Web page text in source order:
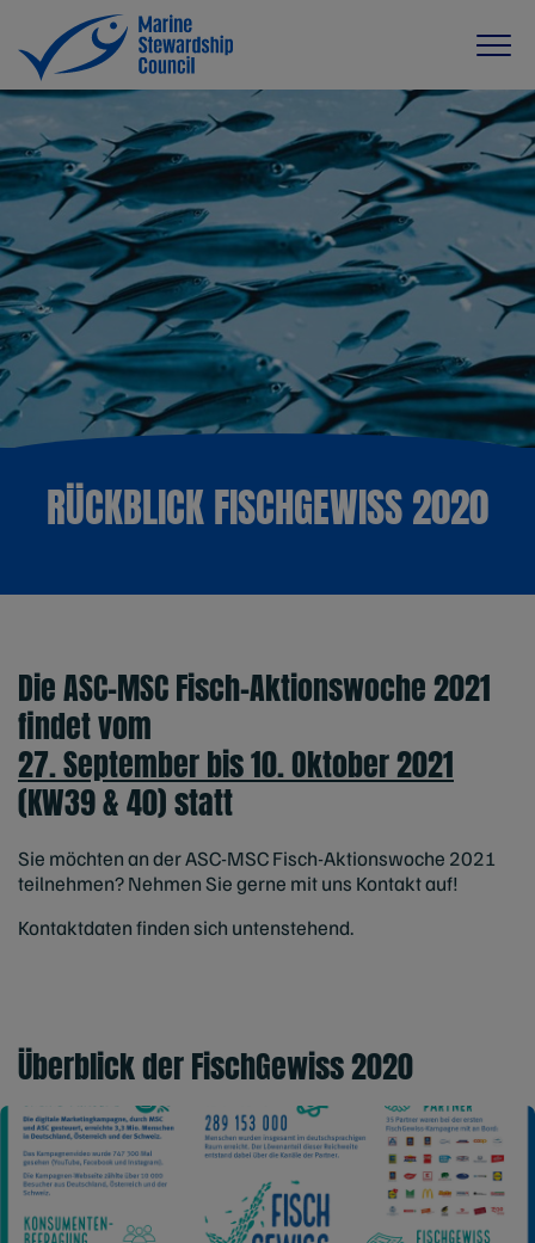
RÜCKBLICK FISCHGEWISS 2020
Die ASC-MSC Fisch-Aktionswoche 2021
findet vom
27. September bis 10. Oktober 2021
(KW39 & 40) statt
Sie möchten an der ASC-MSC Fisch-Aktionswoche 2021
teilnehmen? Nehmen Sie gerne mit uns Kontakt auf!
Kontaktdaten finden sich untenstehend.
Überblick der FischGewiss 2020